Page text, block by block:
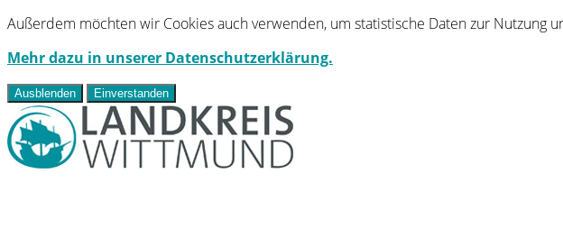
Außerdem möchten wir Cookies auch verwenden, um statistische Daten zur Nutzung
Mehr dazu in unserer Datenschutzerklärung.
Ausblenden Einverstanden